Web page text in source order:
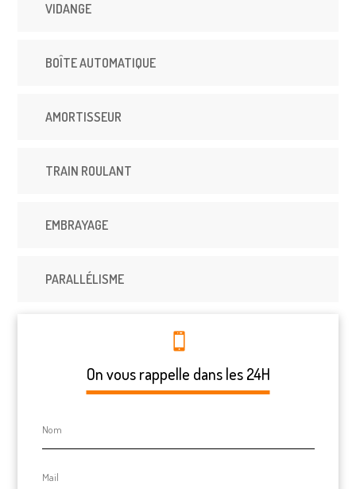
VIDANGE
BOÎTE AUTOMATIQUE
AMORTISSEUR
TRAIN ROULANT
EMBRAYAGE
PARALLÉLISME
On vous rappelle dans les 24H